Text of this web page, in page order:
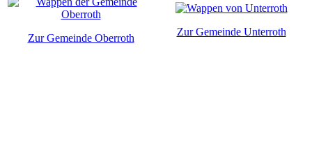
Zur Gemeinde Oberroth
Zur Gemeinde Unterroth